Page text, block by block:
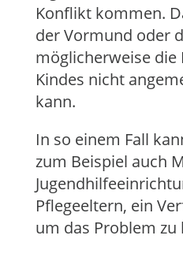
Konflikt kommen.
der Vormund oder
möglicherweise die
Kindes nicht
kann.
In so einem Fall
zum Beispiel auch
Pflegeeltern, ein
um das Problem zu